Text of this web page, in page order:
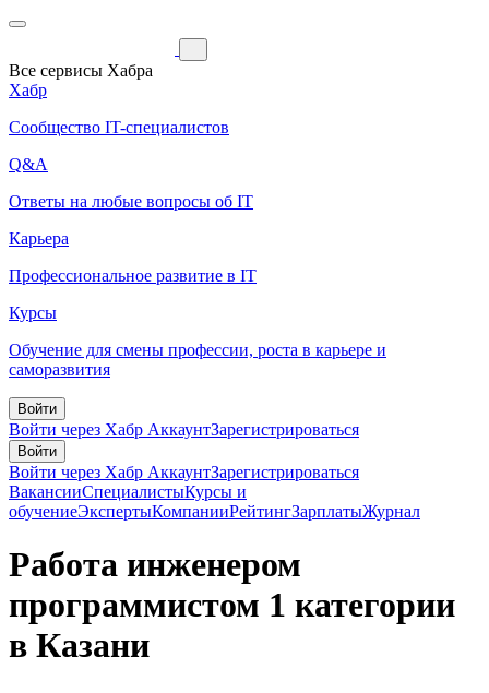
Все сервисы Хабра
Хабр
Сообщество IT-специалистов
Q&A
Ответы на любые вопросы об IT
Карьера
Профессиональное развитие в IT
Курсы
Обучение для смены профессии, роста в карьере и
саморазвития
Войти
Войти через Хабр АккаунтЗарегистрироваться
Войти
Войти через Хабр АккаунтЗарегистрироваться
ВакансииСпециалистыКурсы и
обучениеЭкспертыКомпанииРейтингЗарплатыЖурнал
Работа инженером
программистом 1 категории
в Казани